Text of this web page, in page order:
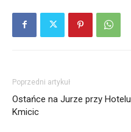
Poprzedni artykuł
Ostańce na Jurze przy Hotelu
Kmicic